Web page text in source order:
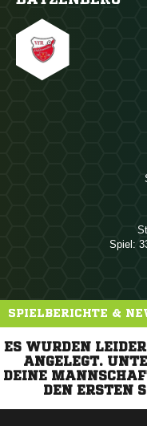
Spiel:
SPIELBERICHTE &
ES WURDEN
ANGELEGT.
DEINE
DEN ERSTEN